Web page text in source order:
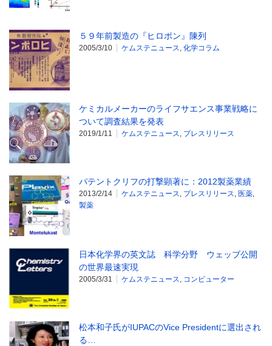
５９年前製造の『ヒロポン』陳列
2005/3/10 ケムステニュース, 化学コラム
ケミカルメーカーのライフサエンス事業戦略に
ついて調査結果を発表
2019/1/11 ケムステニュース, プレスリリース
パテントクリフの打撃顕著に：2012製薬業績
2013/2/14 ケムステニュース, プレスリリース, 医薬,
製薬
日本化学界の英文誌 科学分野 ウェッブ公開
の世界最速実現
2005/3/31 ケムステニュース, コンピューター
松本和子氏がIUPACのVice Presidentに選出され
る…